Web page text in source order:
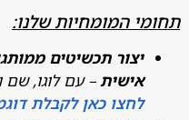
המומחיות שלנו:
תכשיטים ממותגים
– עם לוגו, שם
כאן לקבלת דוגמאות.